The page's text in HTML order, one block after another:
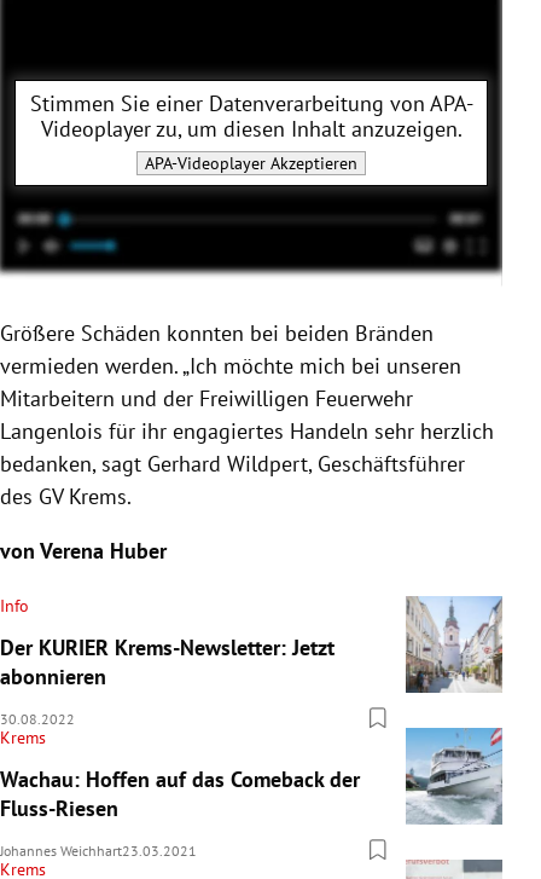
Stimmen Sie einer Datenverarbeitung von APA-
Videoplayerzu, um diesen Inhalt anzuzeigen.
APA-Videoplayer Akzeptieren
Größere Schäden konnten bei beiden Bränden
vermieden werden.„Ich möchte mich bei unseren
Mitarbeitern und der Freiwilligen Feuerwehr
Langenlois für ihr engagiertes Handeln sehr herzlich
bedanken, sagt Gerhard Wildpert, Geschäftsführer
des GV Krems.
von Verena Huber
Info
Der KURIER Krems-Newsletter: Jetzt
abonnieren
30.08.2022
Krems
Wachau: Hoffen auf das Comeback der
Fluss-Riesen
Johannes Weichhart23.03.2021
Krems